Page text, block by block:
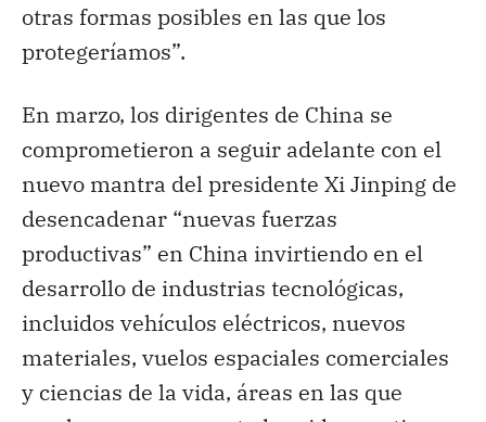
otras formas posibles en las que los
protegeríamos”.
En marzo, los dirigentes de China se
comprometieron a seguir adelante con el
nuevo mantra del presidente Xi Jinping de
desencadenar “nuevas fuerzas
productivas” en China invirtiendo en el
desarrollo de industrias tecnológicas,
incluidos vehículos eléctricos, nuevos
materiales, vuelos espaciales comerciales
y ciencias de la vida, áreas en las que